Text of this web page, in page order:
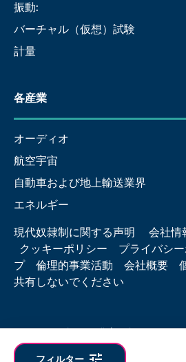
フィルター
振動:
バーチャル（仮想）試験
計量
各産業
オーディオ
航空宇宙
自動車および地上輸送業界
エネルギー
現代奴隷制に関する声明
会社情
クッキーポリシー
プライバシ
プ
倫理的事業活動 会社概要
共有しないでください
© 2026 Hottinger Brüel & Kjær